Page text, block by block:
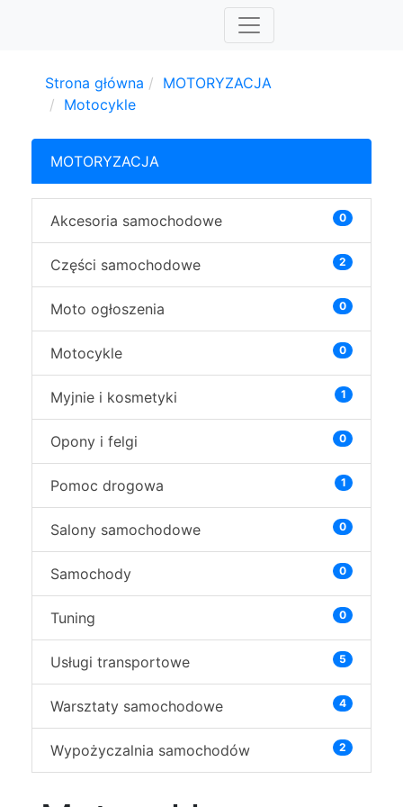
Strona główna
MOTORYZACJA
Motocykle
MOTORYZACJA
0
Akcesoria samochodowe
2
Części samochodowe
0
Moto ogłoszenia
0
Motocykle
1
Myjnie i kosmetyki
0
Opony i felgi
1
Pomoc drogowa
0
Salony samochodowe
0
Samochody
0
Tuning
5
Usługi transportowe
4
Warsztaty samochodowe
2
Wypożyczalnia samochodów